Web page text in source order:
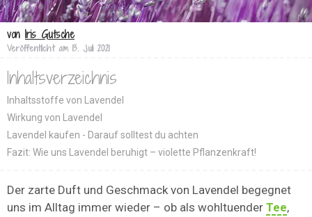
von Iris Gutsche
Veröffentlicht am 13. Juli 2021
Inhaltsverzeichnis
Inhaltsstoffe von Lavendel
Wirkung von Lavendel
Lavendel kaufen - Darauf solltest du achten
Fazit: Wie uns Lavendel beruhigt – violette Pflanzenkraft!
Der zarte Duft und Geschmack von Lavendel begegnet
uns im Alltag immer wieder – ob als wohltuender Tee,